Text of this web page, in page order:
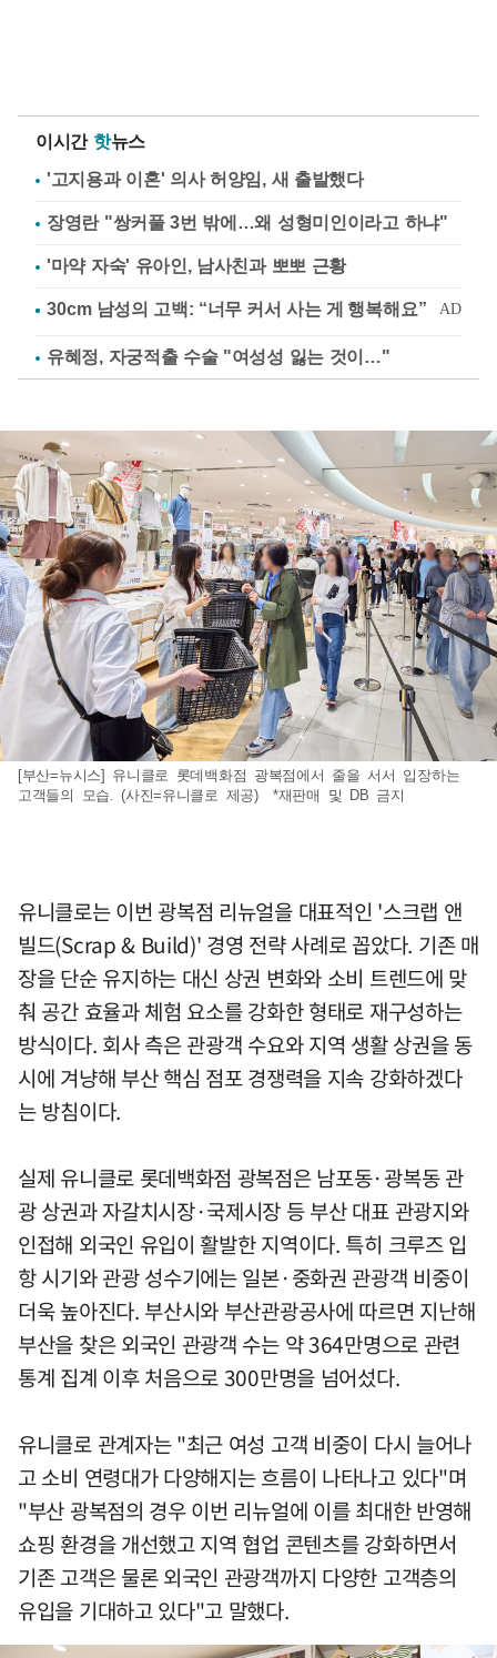
이시간 핫뉴스
'고지용과 이혼' 의사 허양임, 새 출발했다
장영란 "쌍커풀 3번 밖에…왜 성형미인이라고 하냐"
'마약 자숙' 유아인, 남사친과 뽀뽀 근황
유혜정, 자궁적출 수술 "여성성 잃는 것이…"
[부산=뉴시스] 유니클로 롯데백화점 광복점에서 줄을 서서 입장하는
고객들의 모습. (사진=유니클로 제공) *재판매 및 DB 금지
유니클로는 이번 광복점 리뉴얼을 대표적인 '스크랩 앤
빌드(Scrap & Build)' 경영 전략 사례로 꼽았다. 기존 매
장을 단순 유지하는 대신 상권 변화와 소비 트렌드에 맞
춰 공간 효율과 체험 요소를 강화한 형태로 재구성하는
방식이다. 회사 측은 관광객 수요와 지역 생활 상권을 동
시에 겨냥해 부산 핵심 점포 경쟁력을 지속 강화하겠다
는 방침이다.
실제 유니클로 롯데백화점 광복점은 남포동·광복동 관
광 상권과 자갈치시장·국제시장 등 부산 대표 관광지와
인접해 외국인 유입이 활발한 지역이다. 특히 크루즈 입
항 시기와 관광 성수기에는 일본·중화권 관광객 비중이
더욱 높아진다. 부산시와 부산관광공사에 따르면 지난해
부산을 찾은 외국인 관광객 수는 약 364만명으로 관련
통계 집계 이후 처음으로 300만명을 넘어섰다.
유니클로 관계자는 "최근 여성 고객 비중이 다시 늘어나
고 소비 연령대가 다양해지는 흐름이 나타나고 있다"며
"부산 광복점의 경우 이번 리뉴얼에 이를 최대한 반영해
쇼핑 환경을 개선했고 지역 협업 콘텐츠를 강화하면서
기존 고객은 물론 외국인 관광객까지 다양한 고객층의
유입을 기대하고 있다"고 말했다.